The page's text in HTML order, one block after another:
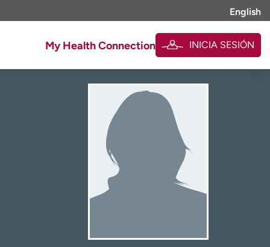
English
My Health Connection INICIA SESIÓN